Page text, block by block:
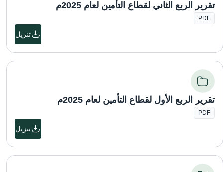
تقرير الربع الثاني لقطاع التأمين لعام 2025م
PDF
تنزيل
تقرير الربع الأول لقطاع التأمين لعام 2025م
PDF
تنزيل